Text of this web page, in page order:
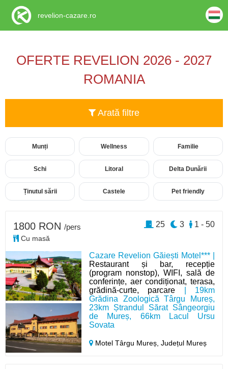
OFERTE REVELION 2026 - 2027
ROMANIA
Arată filtre
Munți Wellness Familie
Schi Litoral Delta Dunării
Ținutul sării Castele Pet friendly
Cazare Revelion Găiești Motel*** |
Restaurant și bar, recepție
(program nonstop), WIFI, sală de
conferințe, aer condiționat, terasa,
grădină-curte, parcare | 19km
Grădina Zoologică Târgu Mureș,
23km Ștrandul Sărat Sângeorgiu
de Mureș, 66km Lacul Ursu
Sovata
Motel Târgu Mureș,Județul Mureș
1800 RON /pers
Cu masă
1 - 50
3
25
revelion-cazare.ro